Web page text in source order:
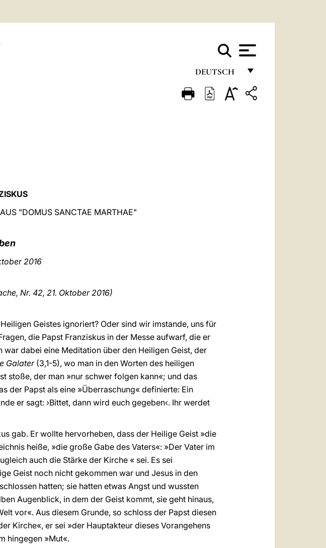
DEUTSCH
FRANÇAIS
"DOMUS SANCTAE MARTHAE"
2016
Nr. 42, 21. Oktober2016)
Geistes ignoriert? Oder sind wir imstande, uns für
die Papst Franziskus in der Messe aufwarf, die er
dabei eine Meditation über den Heiligen Geist, der
Galater(3,1-5), wo man in den Worten des heiligen
stoße, der man »nur schwer folgen kann«; und das
der Papst als eine »Überraschung« definierte: Ein
er sagt: ›Bittet, dann wird euch gegeben‹. Ihr werdet
gab. Er wollte hervorheben, dass der Heilige Geist »die
heiße, »die große Gabe des Vaters«: »Der Vater im
auch die Stärke der Kirche « sei. Es sei
Geist noch nicht gekommen war und Jesus in den
hatten; sie hatten etwas Angst und wussten
Augenblick, in dem der Geist kommt, sie geht hinaus,
vor«. Aus diesem Grunde, so schloss der Papst diesen
Kirche«, er sei »der Hauptakteur dieses Vorangehens
hingegen »Mut«.